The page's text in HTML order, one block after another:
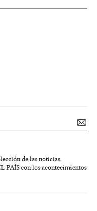
de las noticias,
PAÍS con los acontecimientos